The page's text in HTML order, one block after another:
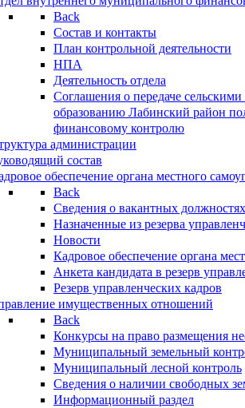
Back
Состав и контакты
План контрольной деятельности
НПА
Деятельность отдела
Соглашения о передаче
образованию Лабинский район
финансовому контролю
администрации
состав
обеспечение органа местного
Back
Сведения о вакантных
Назначенные из резерва
Новости
Кадровое обеспечение органа
Анкета кандидата в резерв
Резерв управленческих кадров
имущественных отношений
Back
Конкурсы на право размещения
Муниципальный земельный
Муниципальный лесной контроль
Сведения о наличии свободных
Информационный раздел